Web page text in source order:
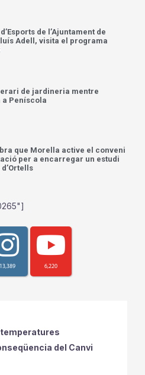
de l’Ajuntament de
Adell, visita el programa
de jardineria mentre
Peníscola
que Morella active el conveni
per a encarregar un estudi
13,389 6,220
del Canvi